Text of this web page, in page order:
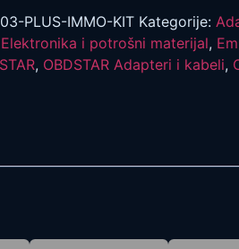
PLUS-IMMO-KIT Kategorije:
Elektronika i potrošni materijal,
, OBDSTAR Adapteri i kabeli,